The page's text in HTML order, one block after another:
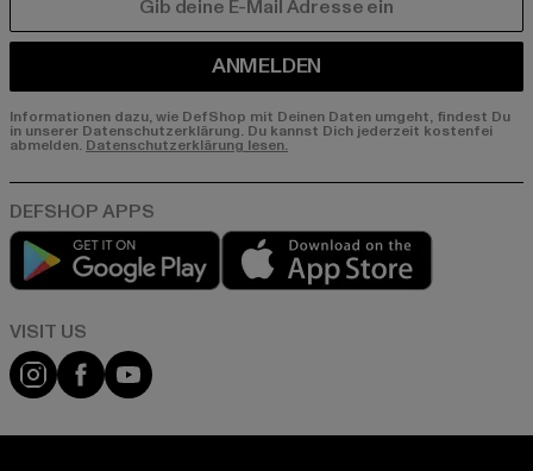
ANMELDEN
Informationen dazu, wie DefShop mit Deinen Daten umgeht, findest Du
in unserer Datenschutzerklärung. Du kannst Dich jederzeit kostenfei
abmelden. Datenschutzerklärung lesen.
Play market
Visit our Instagram page:
Visit our Facebook page:
Visit our YouTube channel: